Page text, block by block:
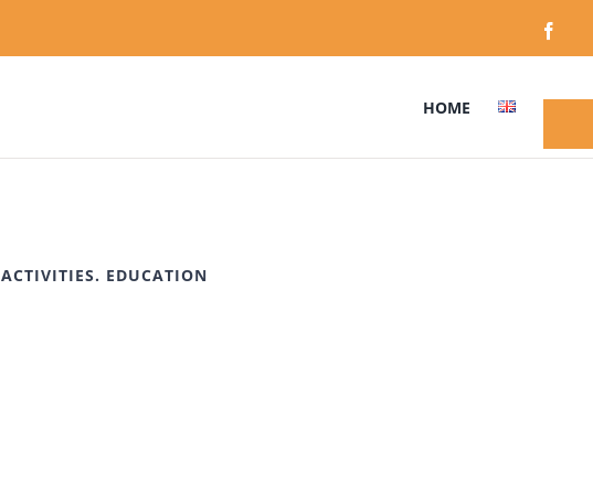
HOME
ACTIVITIES. EDUCATION